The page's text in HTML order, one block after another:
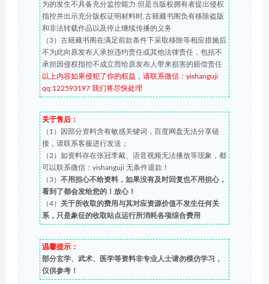
为的发生不具备充分监控能力.但是当版权拥有者提出侵权
指控并出示充分版权证明材料时,古籍藏书阁负有移除盗版
和非法转载作品以及停止继续传播的义务
（3）古籍藏书阁在满足前款条件下采取移除等相应措施后
不为此向原发布人承担违约责任或其他法律责任，包括不
承担因侵权指控不成立而给原发布人带来损害的赔偿责任
以上内容如果侵犯了你的权益，请联系微信：yishanguji
qq:122593197 我们将尽快处理
关于售后：
（1）因部分资料含有敏感关键词，百度网盘无法分享链
接，请联系客服进行发送；
（2）如资料存在张冠李戴、语音视频无法播放等现象，都
可以联系微信：yishanguji 无条件退款！
（3） 不用担心不给资料，如果没有及时回复也不用担心，
看到了都会发给您的！放心！
（4） 关于所收取的费用与其对应资源价值不发生任何关
系，只是象征的收取站点运行所消耗各项综合费用
温馨提示：
部分玄学、武术、医学等资料非专业人士请勿模仿学习，
仅供参考！